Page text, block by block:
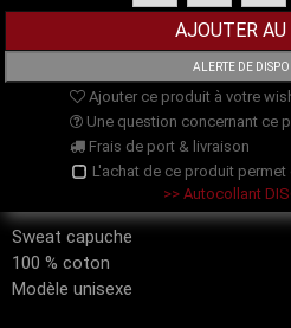
Ajouter ce produit à votre
Une question concernant ce
Frais de port & livraison
L'achat de ce produit
>> Autocollant
Sweat capuche
100 % coton
Modèle unisexe